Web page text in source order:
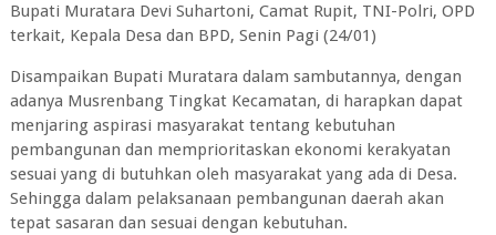
Bupati Muratara Devi Suhartoni, Camat Rupit, TNI-Polri, OPD
terkait, Kepala Desa dan BPD, Senin Pagi (24/01)
Disampaikan Bupati Muratara dalam sambutannya, dengan
adanya Musrenbang Tingkat Kecamatan, di harapkan dapat
menjaring aspirasi masyarakat tentang kebutuhan
pembangunan dan memprioritaskan ekonomi kerakyatan
sesuai yang di butuhkan oleh masyarakat yang ada di Desa.
Sehingga dalam pelaksanaan pembangunan daerah akan
tepat sasaran dan sesuai dengan kebutuhan.